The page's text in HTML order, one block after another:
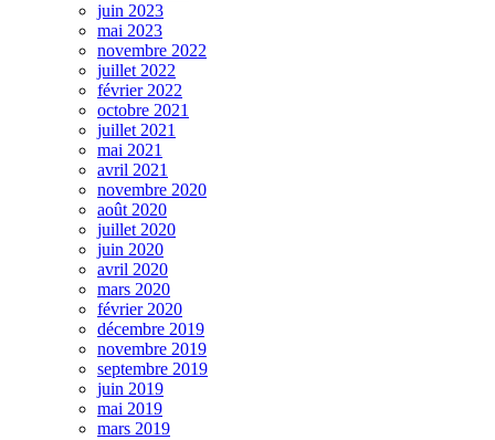
juin 2023
mai 2023
novembre 2022
juillet 2022
février 2022
octobre 2021
juillet 2021
mai 2021
avril 2021
novembre 2020
août 2020
juillet 2020
juin 2020
avril 2020
mars 2020
février 2020
décembre 2019
novembre 2019
septembre 2019
juin 2019
mai 2019
mars 2019